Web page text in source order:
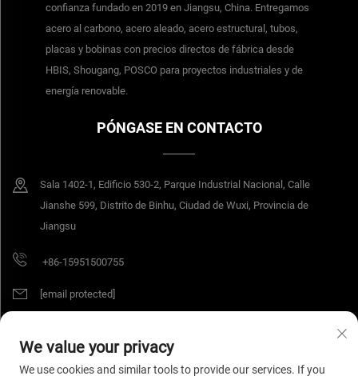
confianza fundado en 2019 en Jiangsu, China. Entregamos
acero al carbono, acero aleado, acero estructural, tubos,
placas y bobinas con precios directos de fábrica desde
HBIS, Shougang, POSCO para proyectos industriales y de
energía renovable.
PÓNGASE EN CONTACTO
Sala 1402-1, Edificio 530-2, Parque Industrial Nacional, Calle
Jianshe 599, Distrito de Binhu, Ciudad de Wuxi, Provincia de
Jiangsu
+86-15951500755
[email protected]
Derechos de autor © 2025 Jiangsu Yangang Materials Co., Ltd. Todos los
We value your privacy
We use cookies and similar tools to provide our services. If you